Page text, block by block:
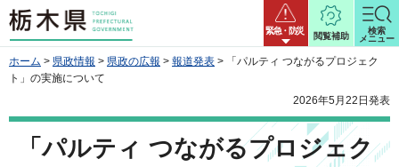
栃木県 緊急・防災
閲覧補助
検索
メニュー
ホーム > 県政情報 > 県政の広報 > 報道発表 > 「パルティ つながるプロジェク
ト」の実施について
2026年5月22日発表
「パルティ つながるプロジェク